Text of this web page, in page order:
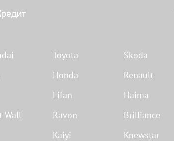
Toyota Skoda
Honda Renault
Lifan Haima
Wall Ravon Brilliance
Kaiyi Knewstar